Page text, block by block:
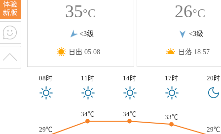
35°C
<3级
日出 05:08
26°C
<3级
日落 18:57
08时 11时 14时 17时 20时
29℃
34℃ 34℃
33℃
29℃